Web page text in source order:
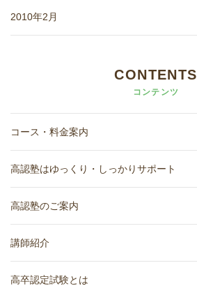
2010年2月
CONTENTS
コンテンツ
コース・料金案内
高認塾はゆっくり・しっかりサポート
高認塾のご案内
講師紹介
高卒認定試験とは